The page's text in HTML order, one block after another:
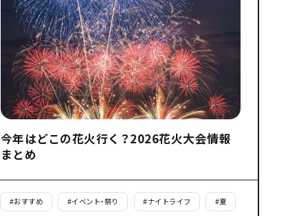
今年はどこの花火行く？2026花火大会情報
まとめ
#おすすめ #イベント・祭り #ナイトライフ #夏